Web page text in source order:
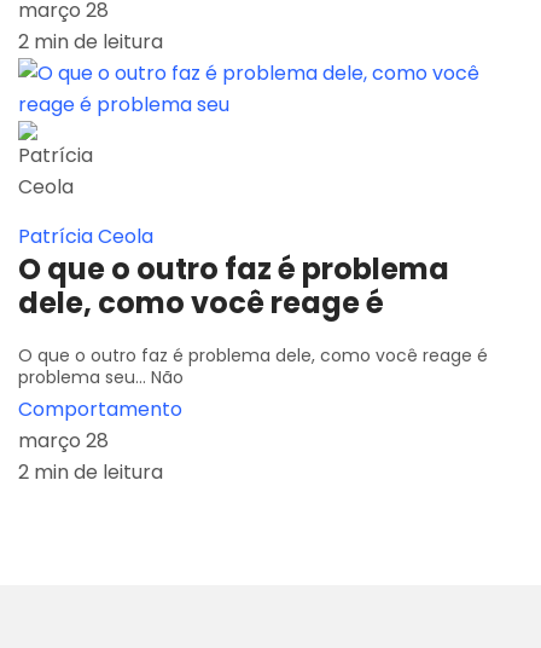
março 28
2 min de leitura
Patrícia Ceola
O que o outro faz é problema
dele, como você reage é
O que o outro faz é problema dele, como você reage é
problema seu... Não
Comportamento
março 28
2 min de leitura